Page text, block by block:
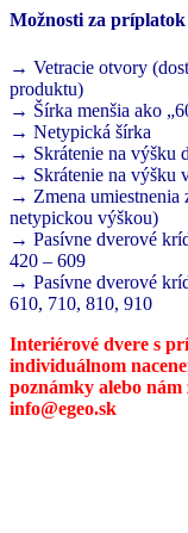
Možnosti za príplatok
→ Vetracie otvory
produktu)
→ Šírka menšia ako
→ Netypická šírka
→ Skrátenie na výšku
→ Skrátenie na výšku
→ Zmena umiestnenia
netypickou výškou)
→ Pasívne dverové
420 – 609
→ Pasívne dverové
610, 710, 810, 910
Interiérové dvere s
individuálnom
poznámky alebo nám
info@egeo.sk